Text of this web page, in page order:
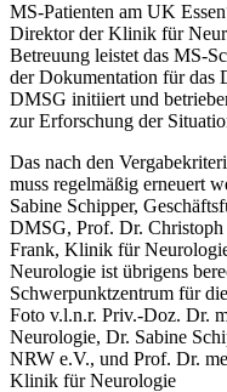
MS-Patienten am UK
Direktor der Klinik für
Betreuung leistet das MS-
der Dokumentation für das
DMSG initiiert und
zur Erforschung der
Das nach den
muss regelmäßig erneuert
Sabine Schipper,
DMSG, Prof. Dr.
Frank, Klinik für
Neurologie ist übrigens
Schwerpunktzentrum für
Foto v.l.n.r. Priv.-Doz. Dr.
Neurologie, Dr. Sabine
NRW e.V., und Prof. Dr.
Klinik für Neurologie